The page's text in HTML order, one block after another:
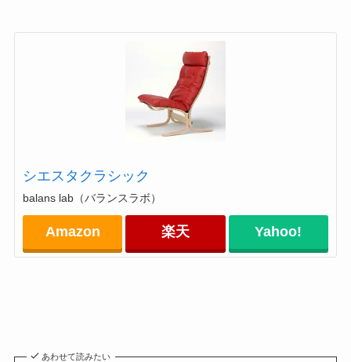
シエスタクラシック
balans lab（バランスラボ）
Amazon 楽天 Yahoo!
あわせて読みたい